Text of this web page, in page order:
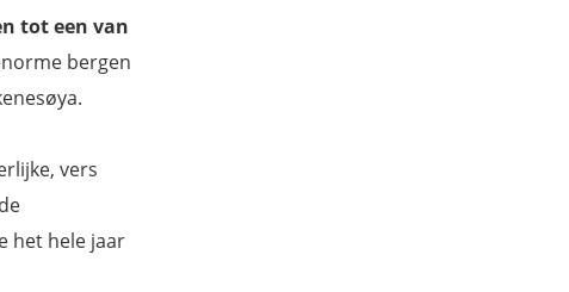
tot een van
bergen
vers
het hele jaar